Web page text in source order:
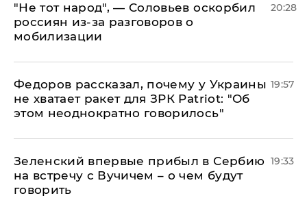
​"Не тот народ", — Соловьев оскорбил
россиян из-за разговоров о
мобилизации
20:28
Федоров рассказал, почему у Украины
не хватает ракет для ЗРК Patriot: "Об
этом неоднократно говорилось"
19:57
Зеленский впервые прибыл в Сербию
на встречу с Вучичем – о чем будут
говорить
19:33